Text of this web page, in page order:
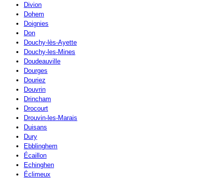
Divion
Dohem
Doignies
Don
Douchy-lès-Ayette
Douchy-les-Mines
Doudeauville
Dourges
Douriez
Douvrin
Drincham
Drocourt
Drouvin-les-Marais
Duisans
Dury
Ebblinghem
Écaillon
Echinghen
Éclimeux